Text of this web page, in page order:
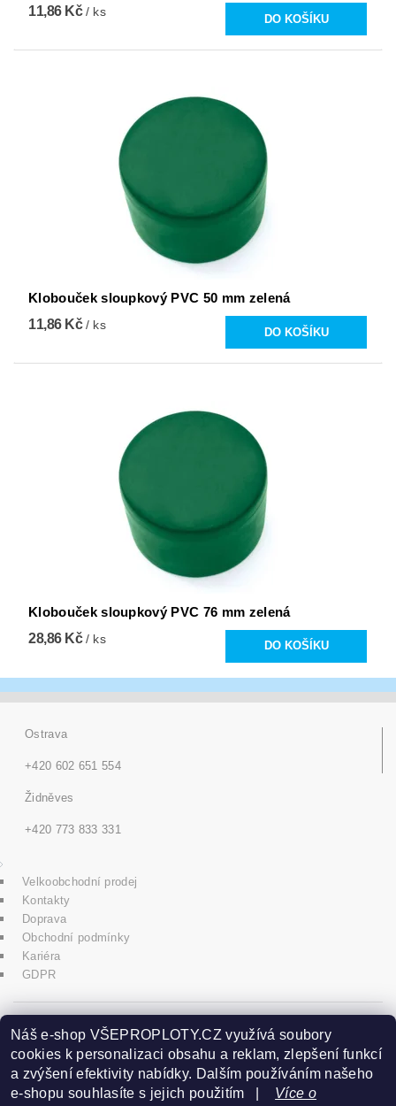
11,86 Kč/ ks
Klobouček sloupkový PVC 50 mm zelená
11,86 Kč/ ks
Klobouček sloupkový PVC 76 mm zelená
28,86 Kč/ ks
Ostrava
+420 602 651 554
Židněves
+420 773 833 331
Velkoobchodní prodej
Kontakty
Doprava
Obchodní podmínky
Kariéra
GDPR
icons8.com
Praha - Herink
Náš e-shop VŠEPROPLOTY.CZ využívá soubory
cookies k personalizaci obsahu a reklam, zlepšení funkcí
a zvýšení efektivity nabídky. Dalším používáním našeho
e-shopu souhlasíte s jejich použitím | Více o